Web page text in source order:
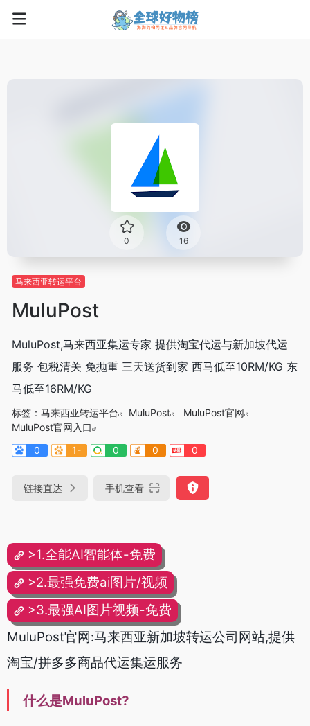
0 16
马来西亚转运平台
MuluPost
MuluPost,马来西亚集运专家 提供淘宝代运与新加坡代运
服务 包税清关 免抛重 三天送货到家 西马低至10RM/KG 东
马低至16RM/KG
标签： 马来西亚转运平台 MuluPost
MuluPost官网
MuluPost官网入口
0
1- 0 0 0
链接直达 手机查看
>1.全能AI智能体-免费
>2.最强免费ai图片/视频
>3.最强AI图片视频-免费
MuluPost官网:马来西亚新加坡转运公司网站,提供
淘宝/拼多多商品代运集运服务
什么是MuluPost?